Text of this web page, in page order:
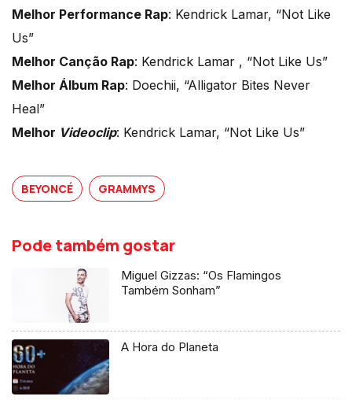
Melhor Performance Rap: Kendrick Lamar, “Not Like
Us”
Melhor Canção Rap: Kendrick Lamar , “Not Like Us”
Melhor Álbum Rap: Doechii, “Alligator Bites Never
Heal”
Melhor Videoclip: Kendrick Lamar, “Not Like Us”
BEYONCÉ GRAMMYS
Pode também gostar
Miguel Gizzas: “Os Flamingos
Também Sonham”
A Hora do Planeta